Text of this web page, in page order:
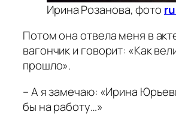
Ирина Розанова, фото
Потом она отвела меня в
вагончик и говорит: «Как
прошло».
– А я замечаю: «Ирина
бы на работу…»